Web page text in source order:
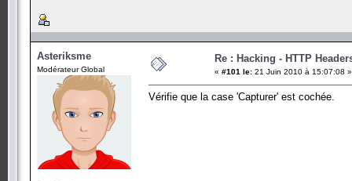
Asteriksme
Modérateur Global
Re : Hacking - HTTP
« #101 le: 21 Juin 2010 à 15:07:08 »
Vérifie que la case 'Capturer' est cochée.